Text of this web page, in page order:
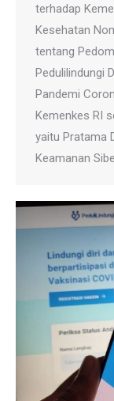
terhadap
Kesehatan
tentang
Pedulilindungi
Pandemi
Kemenkes RI
yaitu Pratama
Keamanan